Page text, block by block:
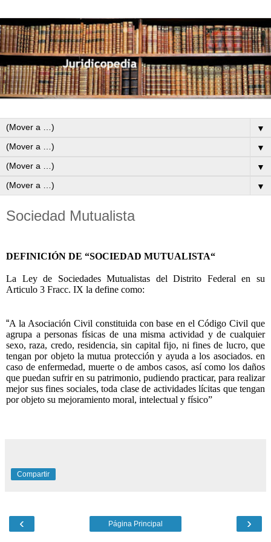
▼
▼
▼
▼
Sociedad Mutualista
DEFINICIÓN DE “SOCIEDAD MUTUALISTA“
La Ley de Sociedades Mutualistas del Distrito Federal en su
Articulo 3 Fracc. IX la define como:
“A la Asociación Civil constituida con base en el Código Civil que
agrupa a personas físicas de una misma actividad y de cualquier
sexo, raza, credo, residencia, sin capital fijo, ni fines de lucro, que
tengan por objeto la mutua protección y ayuda a los asociados. en
caso de enfermedad, muerte o de ambos casos, así como los daños
que puedan sufrir en su patrimonio, pudiendo practicar, para realizar
mejor sus fines sociales, toda clase de actividades lícitas que tengan
por objeto su mejoramiento moral, intelectual y físico”
Compartir
‹ ›
Página Principal